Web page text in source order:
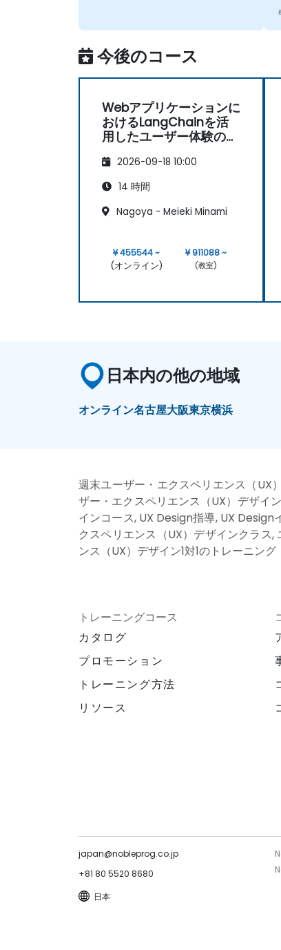
今後のコース
Webアプリケーションに
おけるLangChainを活
用したユーザー体験の向
2026-09-18 10:00
14 時間
Nagoya - Meieki Minami
¥ 455544 ~
(オンライン)
¥ 911088 ~
(教室)
日本内の他の地域
オンライン名古屋大阪東京横浜
週末ユーザー・エクスペリエンス（UX
ザー・エクスペリエンス（UX）デザイ
インコース, UX Design指導, UX
クスペリエンス（UX）デザインクラス
ンス（UX）デザイン1対1のトレーニング
トレーニングコース
カタログ
プロモーション
トレーニング方法
リソース
japan@nobleprog.co.jp
+81 80 5520 8680
日本